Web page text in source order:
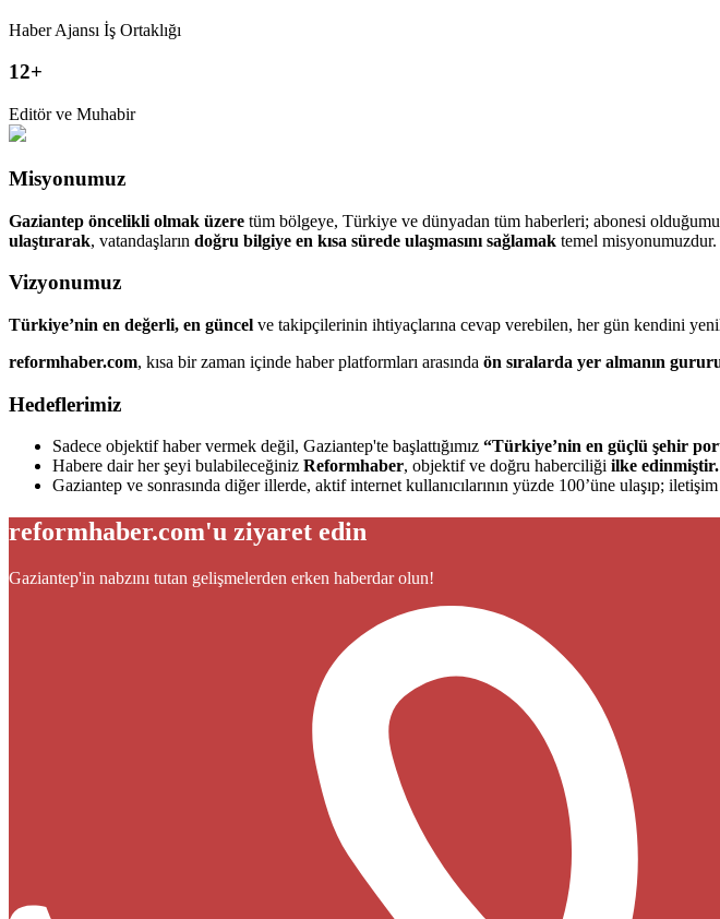
Haber Ajansı İş Ortaklığı
12+
Editör ve Muhabir
Misyonumuz
Gaziantep öncelikli olmak üzere tüm bölgeye, Türkiye ve dünyadan tüm haberleri; abonesi
ulaştırarak, vatandaşların doğru bilgiye en kısa sürede ulaşmasını sağlamak temel misyonumuzdur.
Vizyonumuz
Türkiye’nin en değerli, en güncel ve takipçilerinin ihtiyaçlarına cevap verebilen, her gün kendini
reformhaber.com, kısa bir zaman içinde haber platformları arasında ön sıralarda yer almanın
Hedeflerimiz
Sadece objektif haber vermek değil, Gaziantep'te başlattığımız “Türkiye’nin en güçlü şehir
Habere dair her şeyi bulabileceğiniz Reformhaber, objektif ve doğru haberciliği ilke edinmiştir.
Gaziantep ve sonrasında diğer illerde, aktif internet kullanıcılarının yüzde 100’üne ulaşıp;
reformhaber.com'u ziyaret edin
Gaziantep'in nabzını tutan gelişmelerden erken haberdar olun!